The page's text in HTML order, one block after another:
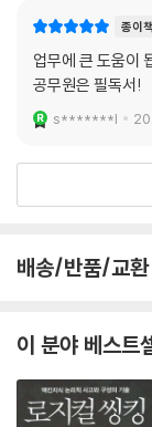
종이책
업무에 큰 도움이
공무원은 필독서!
s*******l
배송/반품/교환
이 분야 베스트